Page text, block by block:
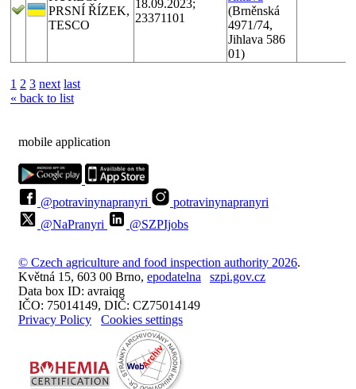
PRSNÍ ŘÍZEK,
TESCO
18.09.2023;
23371101
(Brněnská
4971/74,
Jihlava 586
01)
1 2 3 next last
« back to list
mobile application
@potravinynapranyri
potravinynapranyri
@NaPranyri
@SZPIjobs
© Czech agriculture and food inspection authority 2026.
Květná 15, 603 00 Brno, epodatelna
szpi.gov.cz
Data box ID: avraiqg
IČO: 75014149, DIČ: CZ75014149
Privacy Policy
Cookies settings